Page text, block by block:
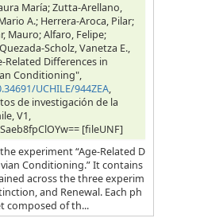
María; Zutta-Arellano,
A.; Herrera-Aroca, Pilar;
Mauro; Alfaro, Felipe;
Scholz, Vanetza E.,
Related Differences in
Conditioning",
UCHILE/944ZEA,
de investigación de la
V1,
[fileUNF]
experiment “Age-Related D
Conditioning.” It contains
across the three experim
and Renewal. Each ph
composed of th...